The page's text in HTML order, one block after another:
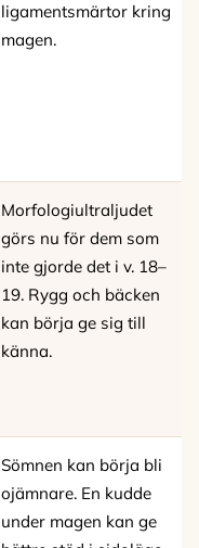
ligamentsmärtor kring
magen.
Morfologiultraljudet
görs nu för dem som
inte gjorde det i v. 18–
19. Rygg och bäcken
kan börja ge sig till
känna.
Sömnen kan börja bli
ojämnare. En kudde
under magen kan ge